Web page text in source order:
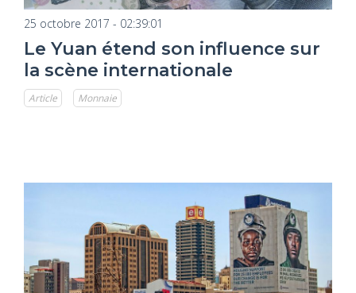
25 octobre 2017 - 02:39:01
Le Yuan étend son influence sur
la scène internationale
Article Monnaie